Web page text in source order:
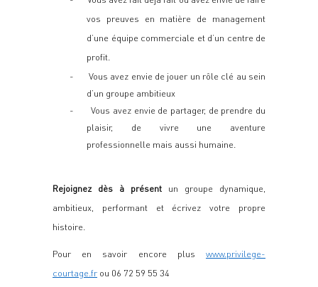
vos preuves en matière de management
d’une équipe commerciale et d’un centre de
profit.
-
Vous avez envie de jouer un rôle clé au sein
d’un groupe ambitieux
-
Vous avez envie de partager, de prendre du
plaisir, de vivre une aventure
professionnelle mais aussi humaine.
Rejoignez dès à présent un groupe dynamique,
ambitieux, performant et écrivez votre propre
histoire.
Pour en savoir encore plus www.privilege-
courtage.fr ou 06 72 59 55 34